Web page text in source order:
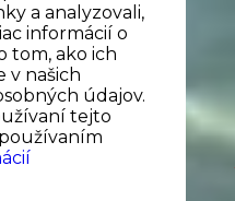
a analyzovali,
informácií o
tom, ako ich
v našich
údajov.
tejto